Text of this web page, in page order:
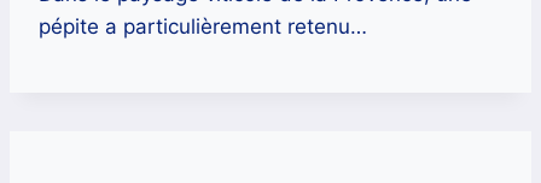
pépite a particulièrement retenu…